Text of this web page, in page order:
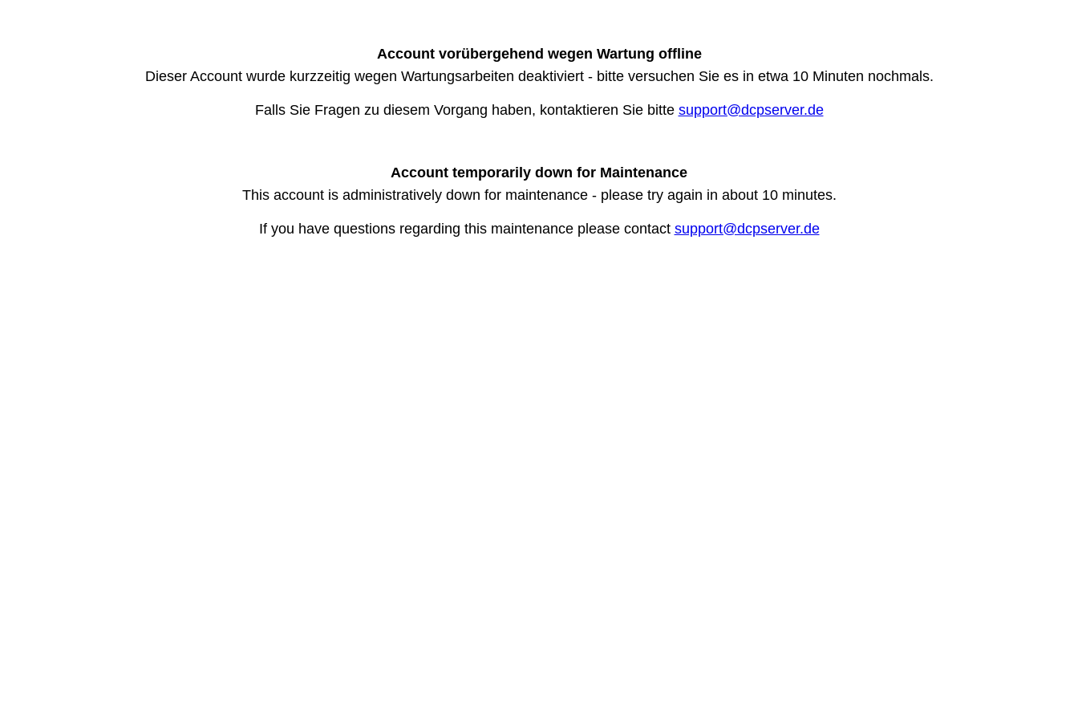
Account vorübergehend wegen Wartung offline
Dieser Account wurde kurzzeitig wegen Wartungsarbeiten deaktiviert - bitte versuchen Sie es in etwa 10 Minuten nochmals.
Falls Sie Fragen zu diesem Vorgang haben, kontaktieren Sie bitte support@dcpserver.de
Account temporarily down for Maintenance
This account is administratively down for maintenance - please try again in about 10 minutes.
If you have questions regarding this maintenance please contact support@dcpserver.de